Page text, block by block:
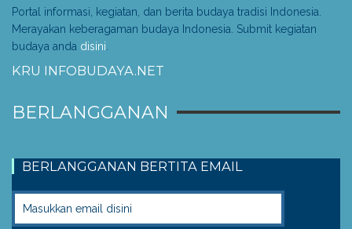
Portal informasi, kegiatan, dan berita budaya tradisi Indonesia.
Merayakan keberagaman budaya Indonesia. Submit kegiatan
budaya anda disini
KRU INFOBUDAYA.NET
BERLANGGANAN
BERLANGGANAN BERTITA EMAIL